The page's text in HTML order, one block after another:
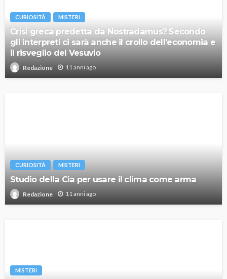
CURIOSITÀ MISTERI
Crisi greca predetta da Nostradamus? Secondo
gli interpreti ci sarà anche il crollo dell’economia e
il risveglio del Vesuvio
Redazione 11 anni ago
CURIOSITÀ MISTERI
Studio della Cia per usare il clima come arma
Redazione 11 anni ago
MISTERI